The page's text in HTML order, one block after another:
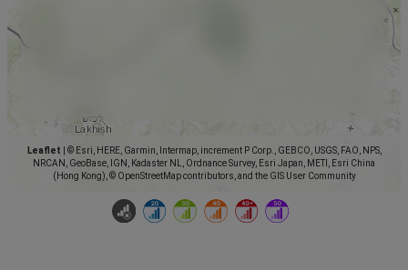
Leaflet
© Esri, HERE, Garmin, Intermap, increment P Corp., GEBCO, USGS, FAO, NPS,
NRCAN, GeoBase, IGN, Kadaster NL, Ordnance Survey, Esri Japan, METI, Esri China
(Hong Kong), © OpenStreetMap contributors, and the GIS User Community